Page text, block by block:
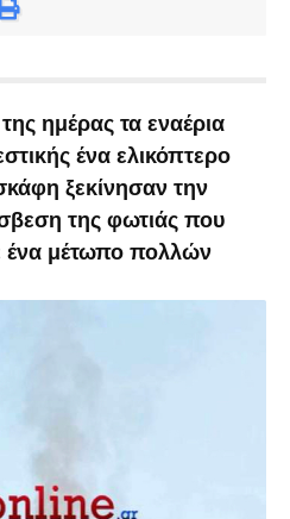
ημέρας τα εναέρια
ένα ελικόπτερο
ξεκίνησαν την
της φωτιάς που
ένα μέτωπο πολλών